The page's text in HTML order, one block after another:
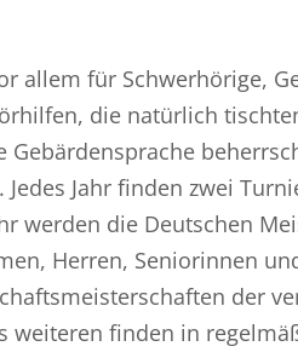
allem für Schwerhörige,
die natürlich
Jahr finden zwei
werden die Deutschen
Herren, Seniorinnen
der
weiteren finden in